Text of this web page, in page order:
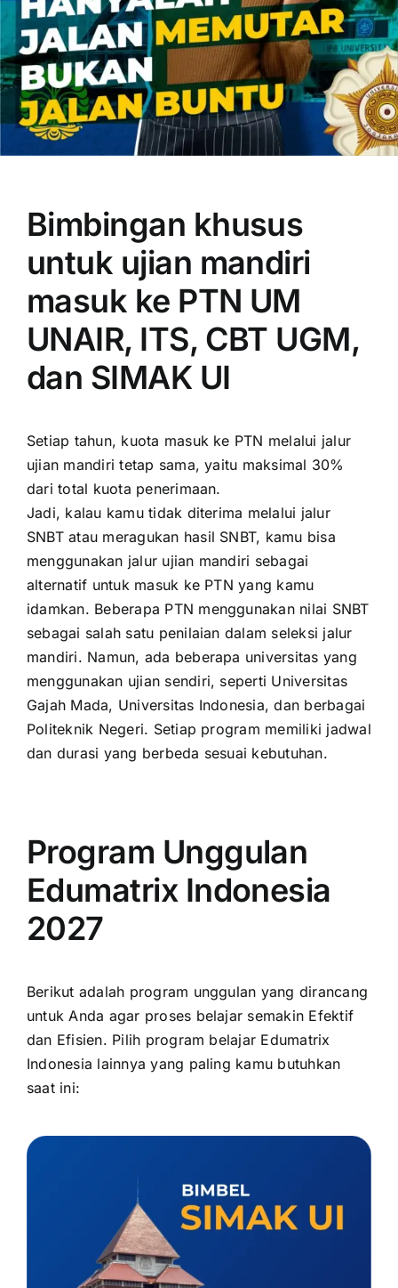
OUR PROGRAM
REGISTRATION
CONTACT US
Bimbingan khusus
untuk ujian mandiri
masuk ke PTN UM
UNAIR, ITS, CBT UGM,
dan SIMAK UI
Setiap tahun, kuota masuk ke PTN melalui jalur
ujian mandiri tetap sama, yaitu maksimal 30%
dari total kuota penerimaan.
Jadi, kalau kamu tidak diterima melalui jalur
SNBT atau meragukan hasil SNBT, kamu bisa
menggunakan jalur ujian mandiri sebagai
alternatif untuk masuk ke PTN yang kamu
idamkan. Beberapa PTN menggunakan nilai SNBT
sebagai salah satu penilaian dalam seleksi jalur
mandiri. Namun, ada beberapa universitas yang
menggunakan ujian sendiri, seperti Universitas
Gajah Mada, Universitas Indonesia, dan berbagai
Politeknik Negeri. Setiap program memiliki jadwal
dan durasi yang berbeda sesuai kebutuhan.
Program Unggulan
Edumatrix Indonesia
2027
Berikut adalah program unggulan yang dirancang
untuk Anda agar proses belajar semakin Efektif
dan Efisien. Pilih program belajar Edumatrix
Indonesia lainnya yang paling kamu butuhkan
saat ini: